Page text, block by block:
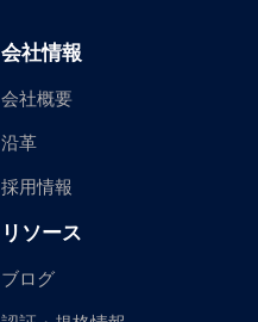
会社情報
会社概要
沿革
採用情報
リソース
ブログ